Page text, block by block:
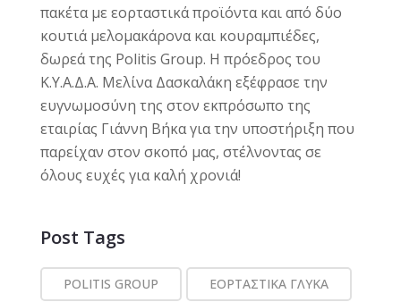
πακέτα με εορταστικά προϊόντα και από δύο
κουτιά μελομακάρονα και κουραμπιέδες,
δωρεά της Politis Group. Η πρόεδρος του
Κ.Υ.Α.Δ.Α. Μελίνα Δασκαλάκη εξέφρασε την
ευγνωμοσύνη της στον εκπρόσωπο της
εταιρίας Γιάννη Βήκα για την υποστήριξη που
παρείχαν στον σκοπό μας, στέλνοντας σε
όλους ευχές για καλή χρονιά!
Post Tags
POLITIS GROUP ΕΟΡΤΑΣΤΙΚΆ ΓΛΥΚΆ